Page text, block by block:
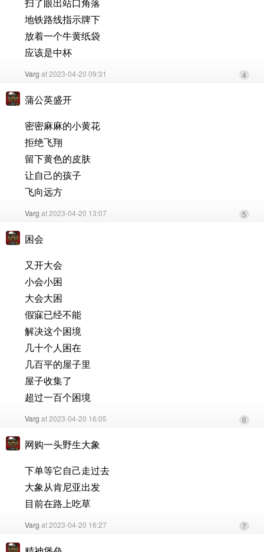
扫了眼出站口角落
地铁路线指示牌下
放着一个牛黄纸袋
应该是中杯
Varg at 2023-04-20 09:31 4
蒲公英盛开
密密麻麻的小黄花
拒绝飞翔
留下黄色的皮肤
让自己的孩子
飞向远方
Varg at 2023-04-20 13:07 5
困会
又开大会
小会小困
大会大困
假寐已经不能
解决这个困境
几十个人困在
几百平的屋子里
屋子收集了
超过一百个困境
Varg at 2023-04-20 16:05 6
网购一头野生大象
下单等它自己走过去
大象从肯尼亚出发
目前在路上吃草
Varg at 2023-04-20 16:27 7